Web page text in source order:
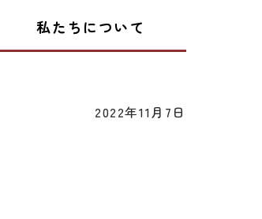
私たちについて
2022年11月7日